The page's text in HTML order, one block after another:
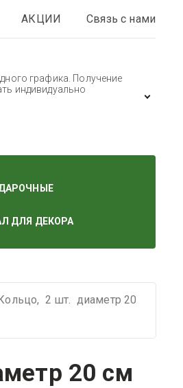
АКЦИИ Связь с нами
графика. Получение
индивидуально
ДЛЯ ДЕКОРА
2 шт.  диаметр 20
20 см